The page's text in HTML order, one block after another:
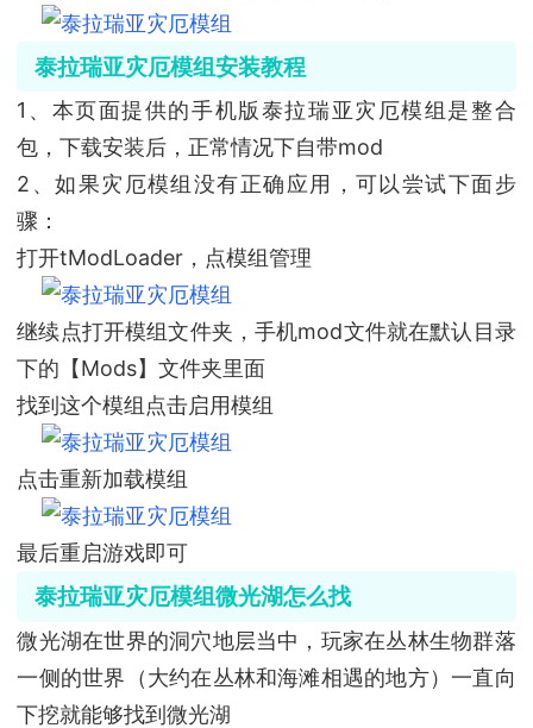
泰拉瑞亚灾厄模组安装教程
1、本页面提供的手机版泰拉瑞亚灾厄模组是整合
包，下载安装后，正常情况下自带mod
2、如果灾厄模组没有正确应用，可以尝试下面步
骤：
打开tModLoader，点模组管理
继续点打开模组文件夹，手机mod文件就在默认目录
下的【Mods】文件夹里面
找到这个模组点击启用模组
点击重新加载模组
最后重启游戏即可
泰拉瑞亚灾厄模组微光湖怎么找
微光湖在世界的洞穴地层当中，玩家在丛林生物群落
一侧的世界（大约在丛林和海滩相遇的地方）一直向
下挖就能够找到微光湖